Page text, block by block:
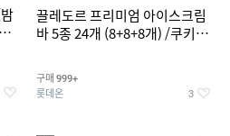
끌레도르 프리미엄 아이스크림
바 5종 24개 (8+8+8개) /쿠키앤
구매 999+
롯데온 3